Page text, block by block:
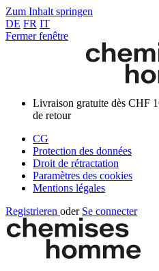
Zum Inhalt springen
DE FR IT
Fermer fenêtre
Livraison gratuite dès CHF
de retour
CG
Protection des données
Droit de rétractation
Paramètres des cookies
Mentions légales
Registrieren oder Se connecter